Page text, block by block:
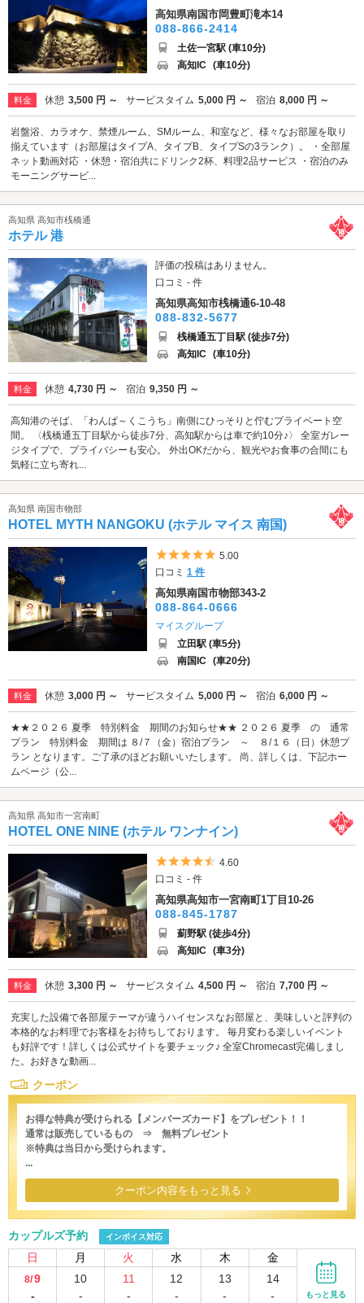
高知県南国市岡豊町滝本14
088-866-2414
土佐一宮駅 (車10分)
高知IC (車10分)
料金 休憩 3,500 円 ～ サービスタイム 5,000 円 ～ 宿泊 8,000 円 ～
岩盤浴、カラオケ、禁煙ルーム、SMルーム、和室など、様々なお部屋を取り
揃えています（お部屋はタイプA、タイプB、タイプSの3ランク）。 ・全部屋
ネット動画対応 ・休憩・宿泊共にドリンク2杯、料理2品サービス ・宿泊のみ
モーニングサービ...
高知県 高知市桟橋通
ホテル 港
評価の投稿はありません。
口コミ - 件
高知県高知市桟橋通6-10-48
088-832-5677
桟橋通五丁目駅 (徒歩7分)
高知IC (車10分)
料金 休憩 4,730 円 ～ 宿泊 9,350 円 ～
高知港のそば、「わんぱ～くこうち」南側にひっそりと佇むプライベート空
間。 〈桟橋通五丁目駅から徒歩7分、高知駅からは車で約10分♪〉 全室ガレー
ジタイプで、プライバシーも安心。 外出OKだから、観光やお食事の合間にも
気軽に立ち寄れ...
高知県 南国市物部
HOTEL MYTH NANGOKU (ホテル マイス 南国)
5つ星のうち5
5.00
口コミ1 件
高知県南国市物部343-2
088-864-0666
マイスグループ
立田駅 (車5分)
南国IC (車20分)
料金 休憩 3,000 円 ～ サービスタイム 5,000 円 ～ 宿泊 6,000 円 ～
★★２０２６ 夏季 特別料金 期間のお知らせ★★ ２０２６ 夏季 の 通常
プラン 特別料金 期間は ８/７（金）宿泊プラン ～ ８/１６（日）休憩プ
ラン となります。ご了承のほどお願いいたします。 尚、詳しくは、下記ホー
ムページ（公...
高知県 高知市一宮南町
HOTEL ONE NINE (ホテル ワンナイン)
5つ星のうち4.5
4.60
口コミ - 件
高知県高知市一宮南町1丁目10-26
088-845-1787
薊野駅 (徒歩4分)
高知IC (車3分)
料金 休憩 3,300 円 ～ サービスタイム 4,500 円 ～ 宿泊 7,700 円 ～
充実した設備で各部屋テーマが違うハイセンスなお部屋と、美味しいと評判の
本格的なお料理でお客様をお待ちしております。 毎月変わる楽しいイベント
も好評です！詳しくは公式サイトを要チェック♪ 全室Chromecast完備しまし
た。お好きな動画...
クーポン
お得な特典が受けられる【メンバーズカード】をプレゼント！！
通常は販売しているもの ⇒ 無料プレゼント
※特典は当日から受けられます。
...
クーポン内容をもっと見る
カップルズ予約 インボイス対応
日 月 火 水 木 金
8/9
-
10
-
11
-
12
-
13
-
14
-
もっと見る